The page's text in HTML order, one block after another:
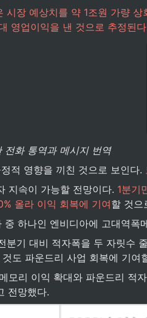
시장 예상치를 약 1조원 가량
영업이익을 낸 것으로 추정된
전화 통역과 메시지 번역
적 영향을 끼친 것으로 보인다.
지속이 가능할 전망이다. 1분기
올라 이익 회복에 기여할 것으
하나인 엔비디아에 고대역
분기 대비 적자폭을 두 자릿수
도 파운드리 사업 회복에 기여
모리 이익 확대와 파운드리
전망했다.